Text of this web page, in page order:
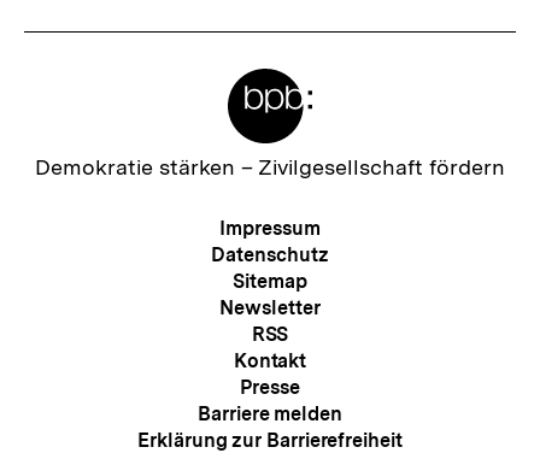
Zur
Demokratie stärken – Zivilgesellschaft fördern
Meta-
Navigation
Impressum
Datenschutz
Sitemap
Newsletter
RSS
Kontakt
Presse
Barriere melden
Erklärung zur Barrierefreiheit